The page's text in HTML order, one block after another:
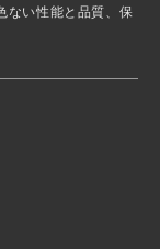
ない性能と品質、保